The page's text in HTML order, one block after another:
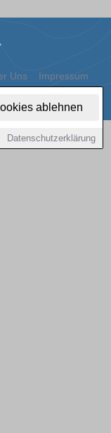
ablehnen
Datenschutzerklärung
Uns Impressum
by: 1a-sites-autos